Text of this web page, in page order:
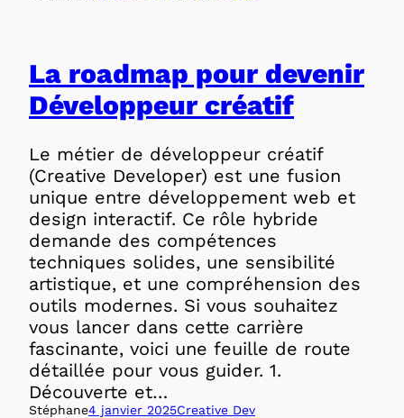
La roadmap pour devenir
Développeur créatif
Le métier de développeur créatif
(Creative Developer) est une fusion
unique entre développement web et
design interactif. Ce rôle hybride
demande des compétences
techniques solides, une sensibilité
artistique, et une compréhension des
outils modernes. Si vous souhaitez
vous lancer dans cette carrière
fascinante, voici une feuille de route
détaillée pour vous guider. 1.
Découverte et…
Stéphane4 janvier 2025Creative Dev